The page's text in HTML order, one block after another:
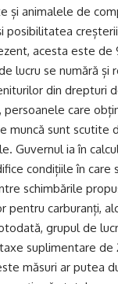
și animalele de
posibilitatea
acesta este
lucru se numără și
din drepturi
care
muncă sunt scutite
Guvernul ia în
condițiile în care
schimbările
pentru carburanți,
grupul de
suplimentare de
măsuri ar putea